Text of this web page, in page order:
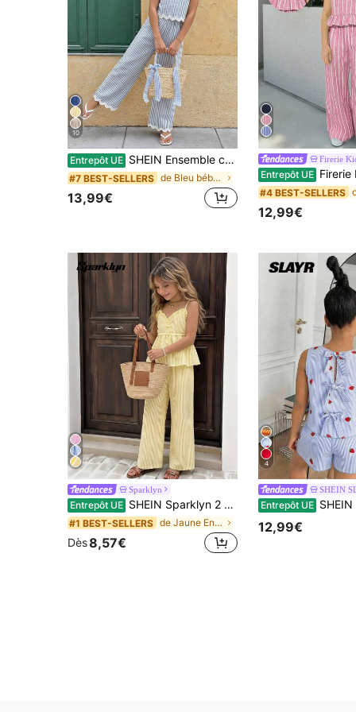
10
Entrepôt UE SHEIN Ensemble coordonné pour fille préadolescente avec débardeur sans manches à rayures blanches mignon et pantalon droit, élégant bohème pour vacances d'été, fête, vacances et décontracté
#7 BEST-SELLERS de Bleu bébé Ensembles pour filles préadolescentes
13,99€
Firerie
Entrepôt UE Firerie Kids Firerie Kids Ensemble Top sans
#4 BEST-SELLERS
12,99€
Sparklyn
Entrepôt UE SHEIN Sparklyn 2 pièces/set Top à bretelles rayé élégant décontracté pour préadolescentes et pantalon assorti rayé, convient pour le quotidien, les déplacements, les loisirs, les vacances, les sorties entre amis
#1 BEST-SELLERS de Jaune Ensembles pour filles préadolescentes
Dès8,57€
4
SHEIN
Entrepôt UE SHEIN Ensemble 2 pièces pour fille pré-ado, débardeur
12,99€